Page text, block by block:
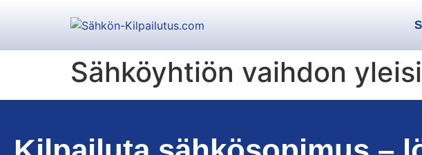
Sähköyhtiön vaihdon